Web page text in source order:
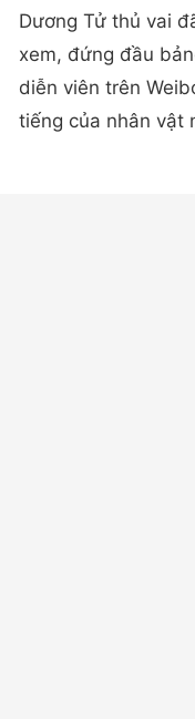
Dương Tử thủ vai
xem, đứng đầu
diễn viên trên
tiếng của nhân vật